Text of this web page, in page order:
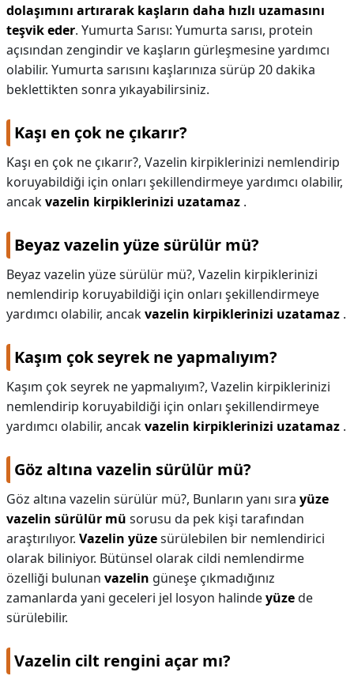
dolaşımını artırarak kaşların daha hızlı uzamasını
teşvik eder. Yumurta Sarısı: Yumurta sarısı, protein
açısından zengindir ve kaşların gürleşmesine yardımcı
olabilir. Yumurta sarısını kaşlarınıza sürüp 20 dakika
beklettikten sonra yıkayabilirsiniz.
Kaşı en çok ne çıkarır?
Kaşı en çok ne çıkarır?, Vazelin kirpiklerinizi nemlendirip
koruyabildiği için onları şekillendirmeye yardımcı olabilir,
ancakvazelin kirpiklerinizi uzatamaz .
Beyaz vazelin yüze sürülür mü?
Beyaz vazelin yüze sürülür mü?, Vazelin kirpiklerinizi
nemlendirip koruyabildiği için onları şekillendirmeye
yardımcı olabilir, ancakvazelin kirpiklerinizi uzatamaz .
Kaşım çok seyrek ne yapmalıyım?
Kaşım çok seyrek ne yapmalıyım?, Vazelin kirpiklerinizi
nemlendirip koruyabildiği için onları şekillendirmeye
yardımcı olabilir, ancakvazelin kirpiklerinizi uzatamaz .
Göz altına vazelin sürülür mü?
Göz altına vazelin sürülür mü?, Bunların yanı sıra yüze
vazelin sürülür mü sorusu da pek kişi tarafından
araştırılıyor. Vazelin yüzesürülebilen bir nemlendirici
olarak biliniyor. Bütünsel olarak cildi nemlendirme
özelliği bulunan vazelin güneşe çıkmadığınız
zamanlarda yani geceleri jel losyon halindeyüzede
sürülebilir.
Vazelin cilt rengini açar mı?